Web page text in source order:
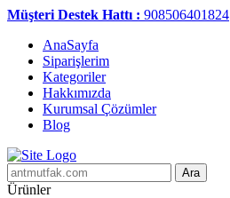
Müşteri Destek Hattı : 908506401824
AnaSayfa
Siparişlerim
Kategoriler
Hakkımızda
Kurumsal Çözümler
Blog
Ara
Ürünler